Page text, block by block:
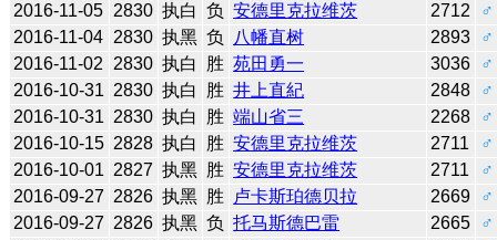
2016-11-05 2830 执白 负 安德里克拉维茨 2712
♂
2016-11-04 2830 执黑 负 八幡直树 2893
♂
2016-11-02
2830 执白 胜 苑田勇一 3036
♂
2016-10-31 2830 执白 胜 井上直紀 2848
♂
2016-10-31 2830 执白 胜 端山省三 2268
♂
2016-10-15 2828 执白 胜 安德里克拉维茨 2711
♂
2016-10-01 2827 执黑 胜 安德里克拉维茨 2711
♂
2016-09-27 2826 执黑 胜 卢卡斯珀德贝拉 2669
♂
2016-09-27 2826 执黑 负 托马斯德巴雷 2665
♂